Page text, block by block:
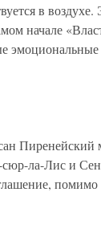
в воздухе.
начале
ла-Лис и
помимо